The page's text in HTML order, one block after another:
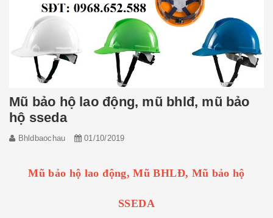
Mũ bảo hộ lao động, mũ bhlđ, mũ bảo
hộ sseda
Bhldbaochau 01/10/2019
Mũ bảo hộ lao động, Mũ BHLĐ, Mũ bảo hộ
SSEDA